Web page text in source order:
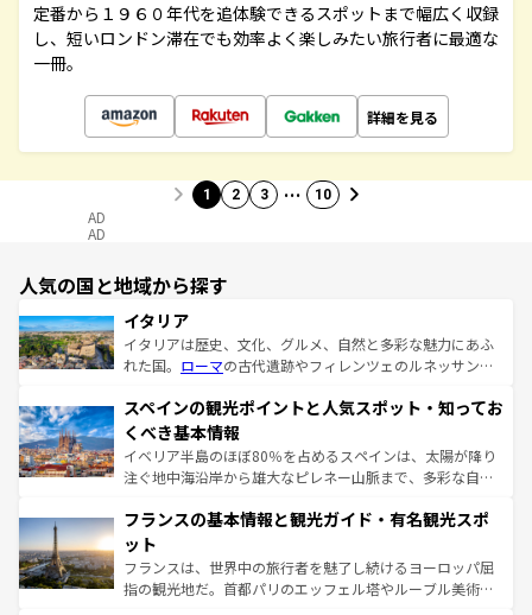
定番から１９６０年代を追体験できるスポットまで幅広く収録
し、短いロンドン滞在でも効率よく楽しみたい旅行者に最適な
一冊。
詳細を見る
1 2 3 … 10
AD
AD
人気の国と地域から探す
イタリア
イタリアは歴史、文化、グルメ、自然と多彩な魅力にあふ
れた国。 ローマの古代遺跡やフィレンツェのルネッサンス
ろん、トスカーナの美しい田園風景やアマルフィ海岸の絶
景など、自然景観も見逃せない。観光の合間には、本場の
ピザやパスタなど、絶品のイタリア料理を堪能することも
できる。朝目覚めてから夜眠るまで、すべての瞬間を楽し
なお、新着のイタリア情報はコンテンツ一覧を参照してほ
しい。
スペインの観光ポイントと人気スポット・知ってお
くべき基本情報
イベリア半島のほぼ80％を占めるスペインは、太陽が降り
注ぐ地中海沿岸から雄大なピレネー山脈まで、多彩な自然
文化が根付くこの国では、情熱的なフラメンコ、熱気あふ
れる闘牛、そして美味しいタパスが生活の一部となってい
る。首都マドリードの洗練された雰囲気や、バルセロナの
アートに溢れた街角から、地方では古代ローマ遺跡や中世
フランスの基本情報と観光ガイド・有名観光スポ
ット
フランスは、世界中の旅行者を魅了し続けるヨーロッパ屈
指の観光地だ。首都パリのエッフェル塔やルーブル美術館